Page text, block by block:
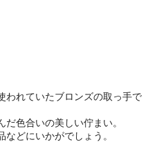
われていたブロンズの取っ手で
色合いの美しい佇まい。
どにいかがでしょう。